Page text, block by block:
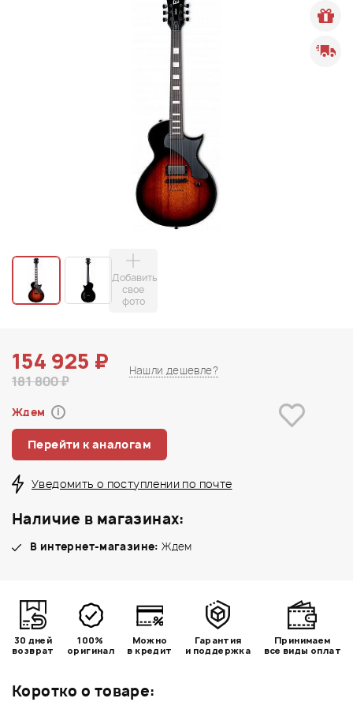
Добавить
свое
фото
Коротко о товаре:
154 925 ₽
181 800 ₽
Нашли дешевле?
Ждем i
Перейти к аналогам
Уведомить о поступлении по почте
Наличие в магазинах:
В интернет-магазине: Ждем
30 дней
возврат
100%
оригинал
Можно
в кредит
Гарантия
и поддержка
Принимаем
все виды оплат